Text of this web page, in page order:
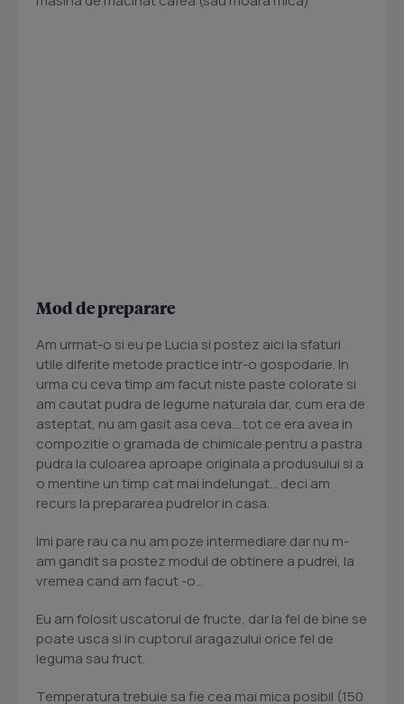
Mod de preparare
Am urmat-o si eu pe Lucia si postez aici la sfaturi
utile diferite metode practice intr-o gospodarie. In
urma cu ceva timp am facut niste paste colorate si
am cautat pudra de legume naturala dar, cum era de
asteptat, nu am gasit asa ceva... tot ce era avea in
compozitie o gramada de chimicale pentru a pastra
pudra la culoarea aproape originala a produsului si a
o mentine un timp cat mai indelungat... deci am
recurs la prepararea pudrelor in casa.
Imi pare rau ca nu am poze intermediare dar nu m-
am gandit sa postez modul de obtinere a pudrei, la
vremea cand am facut -o...
Eu am folosit uscatorul de fructe, dar la fel de bine se
poate usca si in cuptorul aragazului orice fel de
leguma sau fruct.
Temperatura trebuie sa fie cea mai mica posibil (150